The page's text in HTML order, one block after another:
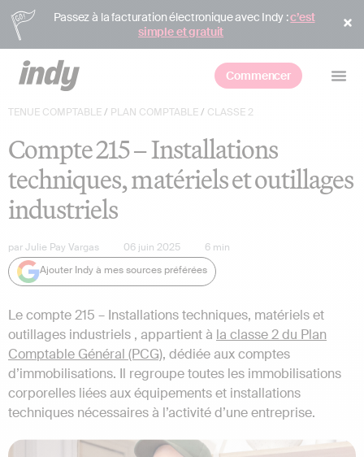
Passez à la facturation électronique avec Indy :c’est
simple et gratuit
Commencer
TENUE COMPTABLE/ PLAN COMPTABLE/ CLASSE 2
Compte 215 – Installations
techniques, matériels et outillages
industriels
parJulie Pay Vargas 06 juin 2025 6 min
Ajouter Indy à mes sources préférées
Le compte 215 – Installations techniques, matériels et
outillages industriels , appartient à la classe 2 du Plan
Comptable Général (PCG), dédiée aux comptes
d’immobilisations. Il regroupe toutes les immobilisations
corporelles liées aux équipements et installations
techniques nécessaires à l’activité d’une entreprise.